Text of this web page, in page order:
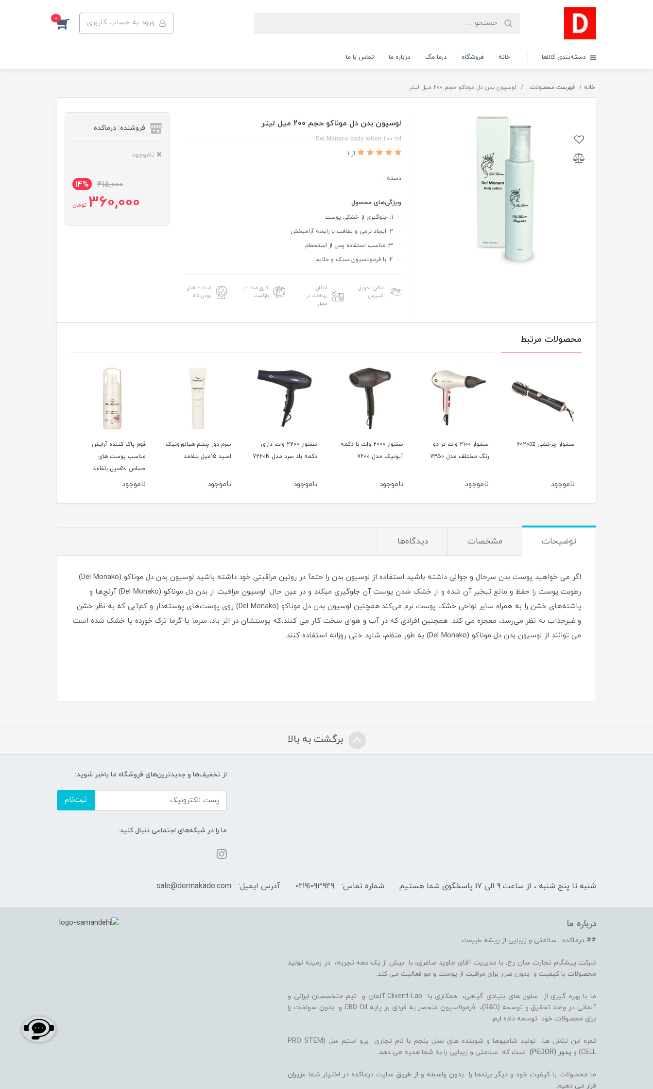
ورود به حساب کاربری 0
دسته‌بندی کالاها خانه فروشگاه درما مگ درباره ما تماس با ما
خانه فهرست محصولات لوسیون بدن دل موناکو حجم 200 میل لیتر
لوسیون بدن دل موناکو حجم 200 میل لیتر
Del Monaco body lotion 200 ml
از 1
دسته :
ویژگی‌های محصول
امکان تحویل
اکسپرس
امکان
پرداخت در
محل
۷ روز ضمانت
بازگشت
ضمانت اصل
بودن کالا
فروشنده: درماکده
ناموجود
415,000
14%
360,000 تومان
محصولات مرتبط
سشوار چرخشی 6020ez
ناموجود
سشوار 2100 وات در دو
رنگ مختلف مدل 7350
ناموجود
سشوار 2000 وات با دکمه
آیونیک مدل 7200
ناموجود
سشوار 2200 وات دارای
دکمه باد سرد مدل 7220N
ناموجود
سرم دور چشم هیالورونیک
اسید 15میل بلفامد
ناموجود
فوم پاک کننده آرایش
مناسب پوست های
حساس 50میل بلفامد
ناموجود
توضیحات مشخصات دیدگاه‌ها
اگر می خواهید پوست بدن سرحال و جوانی داشته باشید استفاده از لوسیون بدن را حتمآ در روتین مراقبتی خود داشته باشید لوسیون بدن دل موناکو (Del Monako)
رطوبت پوست را حفظ و مانع تبخیر آن شده و از خشک شدن پوست آن جلوگیری میکند و در عین حال لوسیون مراقبت از بدن دل موناکو (Del Monako) آرنج‌ها و
پاشنه‌های خشن را به همراه سایر نواحی خشک پوست نرم می‌کند.همچنین لوسیون بدن دل موناکو (Del Monako) روی پوست‌های پوسته‌دار و کم‌آبی که به نظر خشن
و غیرجذاب به نظر می‌رسد، معجزه می کند. همچنین افرادی که در آب و هوای سخت کار می کنند،که پوستشان در اثر باد، سرما یا گرما ترک خورده یا خشک شده است
می توانند از لوسیون بدن دل موناکو (Del Monako) به طور منظم، شاید حتی روزانه استفاده کنند.
برگشت به بالا
از تخفیف‌ها و جدیدترین‌های فروشگاه ما باخبر شوید:
ثبت‌نام
ما را در شبکه‌های اجتماعی دنبال کنید:
شنبه تا پنج شنبه ، از ساعت 9 الی 17 پاسخگوی شما هستیم شماره تماس: 02191093949 آدرس ایمیل: sale@dermakade.com
درباره ما
## درماکده: سلامتی و زیبایی از ریشه طبیعت
شرکت پیشگام تجارت سان رخ، با مدیریت آقای جاوید صاغری، با بیش از یک دهه تجربه، در زمینه تولید
محصولات با کیفیت و بدون ضرر برای مراقبت از پوست و مو فعالیت می کند.
ما با بهره گیری از سلول های بنیادی گیاهی، همکاری با Clivent-Lab آلمان و تیم متخصصان ایرانی و
آلمانی در واحد تحقیق و توسعه (R&D)، فرمولاسیون منحصر به فردی بر پایه CBD Oil و بدون سولفات را
برای محصولات خود توسعه داده ایم.
ثمره این تلاش ها، تولید شامپوها و شوینده های نسل پنجم با نام تجاری پرو استم سل (PRO STEM
CELL) و
پدور (PEDOR) است که سلامتی و زیبایی را به شما هدیه می دهد.
ما محصولات با کیفیت خود و دیگر برندها را بدون واسطه و از طریق سایت درماکده در اختیار شما عزیران
قرار می دهیم.